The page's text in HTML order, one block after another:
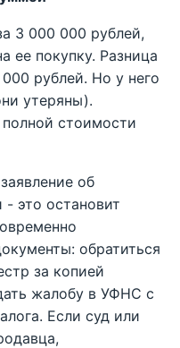
3 000 000 рублей,
ее покупку. Разница
рублей. Но у него
утеряны).
полной стоимости
об
это остановит
обратиться
за копией
жалобу в УФНС с
Если суд или